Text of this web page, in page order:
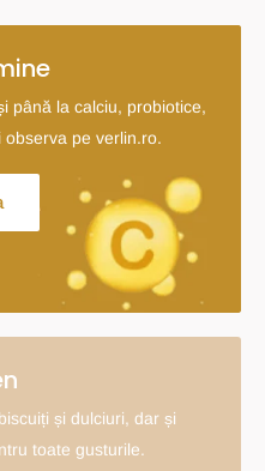
până la calciu, probiotice,
pe verlin.ro.
și dulciuri, dar și
toate gusturile.